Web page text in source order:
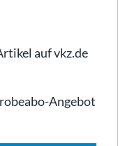
auf vkz.de
Angebot